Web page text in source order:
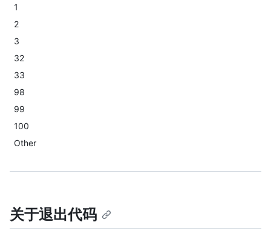
1
2
3
32
33
98
99
100
Other
关于退出代码